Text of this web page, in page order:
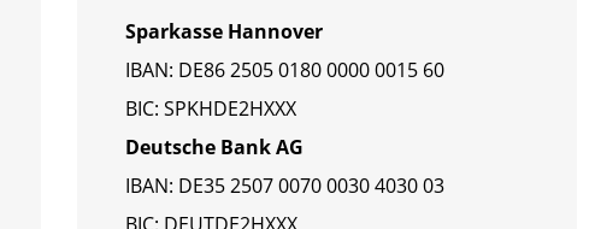
Spar­kas­se Han­no­ver
IBAN: DE86 2505 0180 0000 0015 60
BIC: SPKHDE2HXXX
Deut­sche Bank AG
IBAN: DE35 2507 0070 0030 4030 03